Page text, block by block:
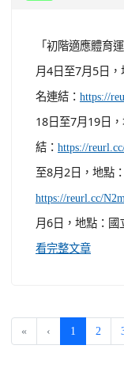
「初階適應體育
月4日至7月5日
名連結： https://
18日至7月19日
結： https://
至8月2日，地點
https://reurl.cc/
月6日，地點：
看完整文章
« ‹ 1 (current)
2